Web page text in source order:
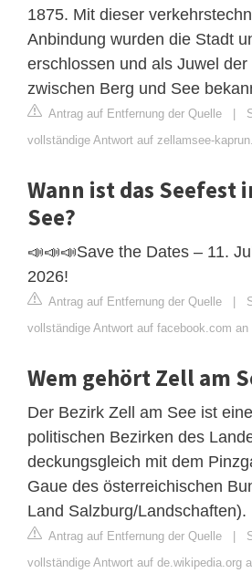
1875. Mit dieser
Anbindung wurden die Stadt
erschlossen und als Juwel der
zwischen Berg und See
Antrag auf Entfernung der Quelle |
vollständige Antwort auf zellamsee-
Wann ist das Seefest
See?
📣📣📣Save the Dates – 11.
2026!
Antrag auf Entfernung der Quelle |
vollständige Antwort auf facebook.com an
Wem gehört Zell am
Der Bezirk Zell am See ist
politischen Bezirken des
deckungsgleich mit dem
Gaue des österreichischen
Land Salzburg/Landschaften).
Antrag auf Entfernung der Quelle |
vollständige Antwort auf de.wikipedia.org